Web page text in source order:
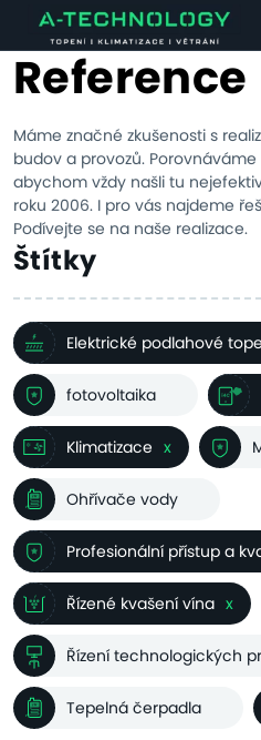
Reference
Máme značné zkušenosti s
budov a provozů.
abychom vždy našli tu
roku 2006. I pro vás najdeme
Podívejte se na naše realizace.
Štítky
Elektrické podlahové
fotovoltaika
Klimatizace x
Ohřívače vody
Profesionální přístup a
Řízené kvašení vína x
Řízení technologických
Tepelná čerpadla